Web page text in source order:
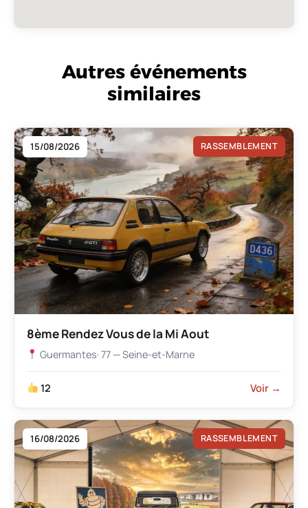
Autres événements
similaires
15/08/2026 RASSEMBLEMENT
8ème Rendez Vous de la Mi Aout
Guermantes· 77 — Seine-et-Marne
12 Voir →
16/08/2026 RASSEMBLEMENT